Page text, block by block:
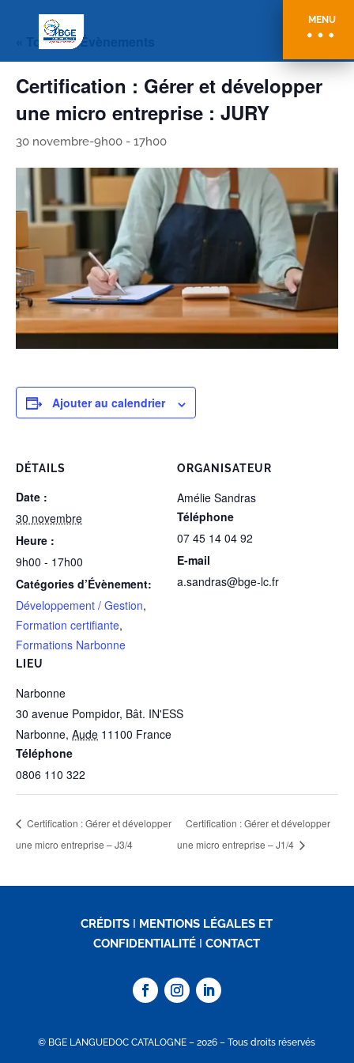
MENU
« Tous les Évènements
Certification : Gérer et développer
une micro entreprise : JURY
30 novembre-9h00 - 17h00
Ajouter au calendrier
DÉTAILS
Date :
30 novembre
Heure :
9h00 - 17h00
Catégories d’Évènement:
Développement / Gestion,
Formation certifiante,
Formations Narbonne
LIEU
Narbonne
30 avenue Pompidor, Bât. IN'ESS
Narbonne, Aude 11100 France
Téléphone
0806 110 322
ORGANISATEUR
Amélie Sandras
Téléphone
07 45 14 04 92
E-mail
a.sandras@bge-lc.fr
Certification : Gérer et développer
une micro entreprise – J3/4
Certification : Gérer et développer
une micro entreprise – J1/4
CRÉDITS I MENTIONS LÉGALES ET
CONFIDENTIALITÉ ICONTACT
© BGE LANGUEDOC CATALOGNE – 2026 – Tous droits réservés